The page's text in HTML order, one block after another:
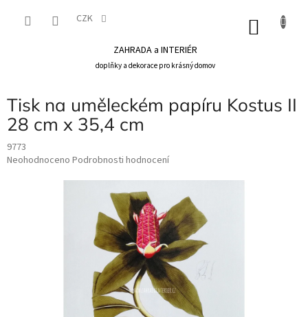
CZK
ZAHRADA a INTERIÉR
doplňky a dekorace pro krásný domov
Tisk na uměleckém papíru Kostus II
28 cm x 35,4 cm
9773
Průměrné
Neohodnoceno Podrobnosti hodnocení